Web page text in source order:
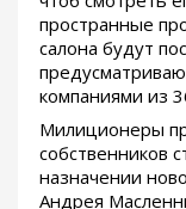
пространные
салона будут
компаниями из
Милиционеры
собственников
назначении
Андрея